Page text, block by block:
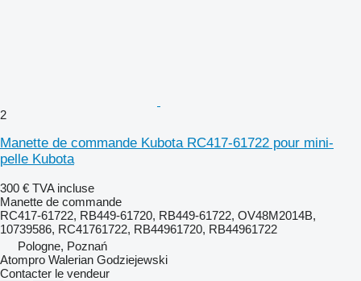
2
Manette de commande Kubota RC417-61722 pour mini-
pelle Kubota
300 € TVA incluse
Manette de commande
RC417-61722, RB449-61720, RB449-61722, OV48M2014B,
10739586, RC41761722, RB44961720, RB44961722
Pologne, Poznań
Atompro Walerian Godziejewski
Contacter le vendeur